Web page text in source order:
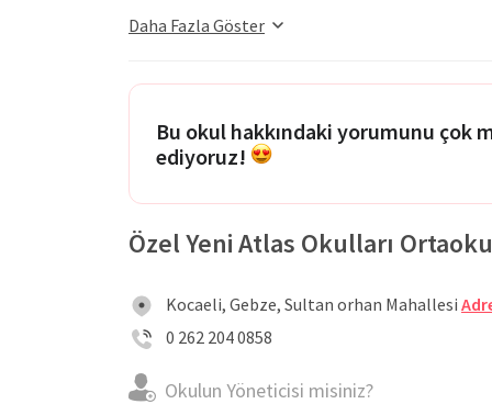
tiyatro, sinema, dekoratif sanatlar, el
Özel Yeni Atlas Okulları Ortaokulu, liseye giriş
çeşitli çalışmalar gerçekleştirmektedir.
eksiği olmadan sınava hazırlanmalarını
öğrencilere yönelik bilgilendirici ve
amaçlamaktadır.
Daha Fazla Göster
Bu okul hakkındaki yorumunu çok
ediyoruz!
Özel Yeni Atlas Okulları
Kocaeli, Gebze, Sultan orhan Mahallesi
0 262 204 0858
Okulun Yöneticisi misiniz?